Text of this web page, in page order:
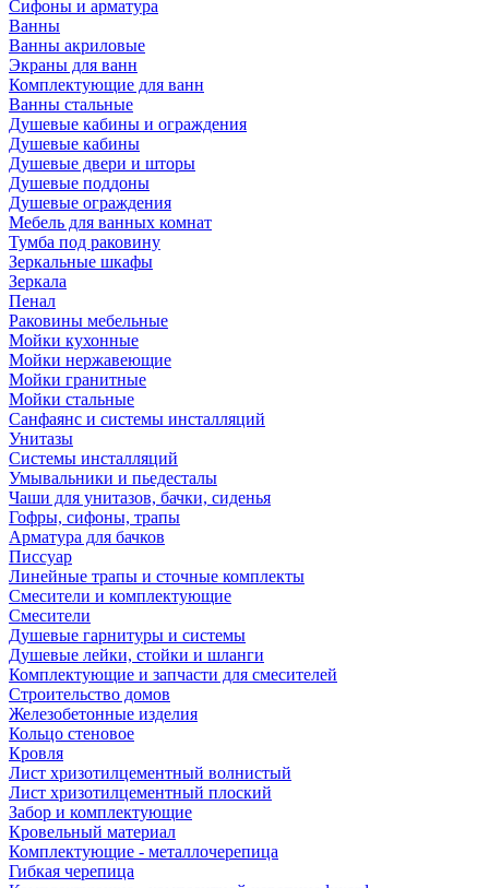
Сифоны и арматура
Ванны
Ванны акриловые
Экраны для ванн
Комплектующие для ванн
Ванны стальные
Душевые кабины и ограждения
Душевые кабины
Душевые двери и шторы
Душевые поддоны
Душевые ограждения
Мебель для ванных комнат
Тумба под раковину
Зеркальные шкафы
Зеркала
Пенал
Раковины мебельные
Мойки кухонные
Мойки нержавеющие
Мойки гранитные
Мойки стальные
Санфаянс и системы инсталляций
Унитазы
Системы инсталляций
Умывальники и пьедесталы
Чаши для унитазов, бачки, сиденья
Гофры, сифоны, трапы
Арматура для бачков
Писсуар
Линейные трапы и сточные комплекты
Смесители и комплектующие
Смесители
Душевые гарнитуры и системы
Душевые лейки, стойки и шланги
Комплектующие и запчасти для смесителей
Строительство домов
Железобетонные изделия
Кольцо стеновое
Кровля
Лист хризотилцементный волнистый
Лист хризотилцементный плоский
Забор и комплектующие
Кровельный материал
Комплектующие - металлочерепица
Гибкая черепица